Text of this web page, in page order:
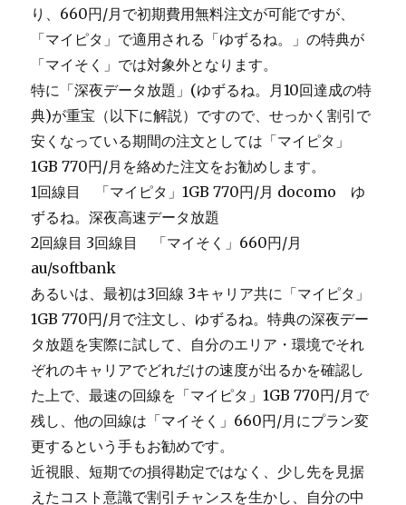
り、660円/月で初期費用無料注文が可能ですが、
「マイピタ」で適用される「ゆずるね。」の特典が
「マイそく」では対象外となります。
特に「深夜データ放題」(ゆずるね。月10回達成の特
典)が重宝（以下に解説）ですので、せっかく割引で
安くなっている期間の注文としては「マイピタ」
1GB 770円/月を絡めた注文をお勧めします。
1回線目 「マイピタ」1GB 770円/月 docomo ゆ
ずるね。深夜高速データ放題
2回線目 3回線目 「マイそく」660円/月
au/softbank
あるいは、最初は3回線 3キャリア共に「マイピタ」
1GB 770円/月で注文し、ゆずるね。特典の深夜デー
タ放題を実際に試して、自分のエリア・環境でそれ
ぞれのキャリアでどれだけの速度が出るかを確認し
た上で、最速の回線を「マイピタ」1GB 770円/月で
残し、他の回線は「マイそく」660円/月にプラン変
更するという手もお勧めです。
近視眼、短期での損得勘定ではなく、少し先を見据
えたコスト意識で割引チャンスを生かし、自分の中